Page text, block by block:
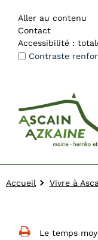
Aller au contenu
Contact
Accessibilité :
Contraste
Accueil Vivre à
Le temps